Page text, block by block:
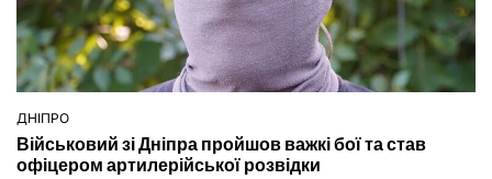
ОПУБЛІКУВАТИ
У
ДНІПРО
Військовий зі Дніпра пройшов важкі бої та став
офіцером артилерійської розвідки